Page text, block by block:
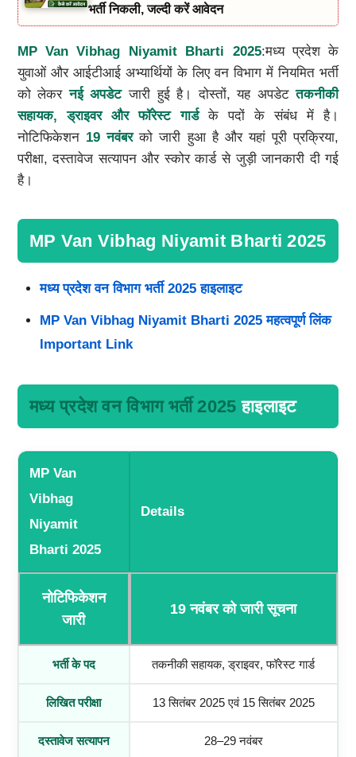
भर्ती निकली, जल्दी करें आवेदन
MP Van Vibhag Niyamit Bharti 2025:मध्य प्रदेश के
युवाओं और आईटीआई अभ्यार्थियों के लिए वन विभाग में नियमित भर्ती
को लेकरनई अपडेटजारी हुई है। दोस्तों, यह अपडेटतकनीकी
सहायक, ड्राइवर और फॉरेस्ट गार्डके पदों के संबंध में है।
नोटिफिकेशन 19 नवंबरको जारी हुआ है और यहां पूरी प्रक्रिया,
परीक्षा, दस्तावेज सत्यापन और स्कोर कार्ड से जुड़ी जानकारी दी गई
है।
MP Van Vibhag Niyamit Bharti 2025
मध्य प्रदेश वन विभाग भर्ती 2025 हाइलाइट
MP Van Vibhag Niyamit Bharti 2025 महत्वपूर्ण लिंक
Important Link
मध्य प्रदेश वन विभाग भर्ती 2025 हाइलाइट
MP Van
Vibhag
Niyamit
Bharti 2025
Details
नोटिफिकेशन
जारी
19 नवंबर को जारी सूचना
भर्ती के पद तकनीकी सहायक, ड्राइवर, फॉरेस्ट गार्ड
लिखित परीक्षा 13 सितंबर 2025 एवं 15 सितंबर 2025
दस्तावेज सत्यापन 28–29 नवंबर